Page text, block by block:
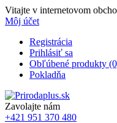
Vitajte v internetovom
Môj účet
Registrácia
Prihlásiť sa
Obľúbené produkty
Pokladňa
Zavolajte nám
+421 951 370 480